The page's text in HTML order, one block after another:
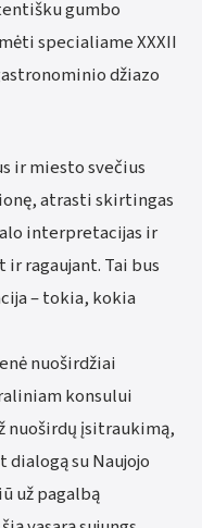
gumbo
specialiame XXXII
džiazo
ir miesto svečius
atrasti skirtingas
interpretacijas ir
ragaujant. Tai bus
– tokia, kokia
nuoširdžiai
konsului
nuoširdų įsitraukimą,
su Naujojo
už pagalbą